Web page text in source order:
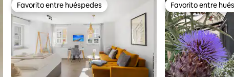
Favorito entre huéspedes
Favorito entre huéspedes Favorito entre
Favorito entre